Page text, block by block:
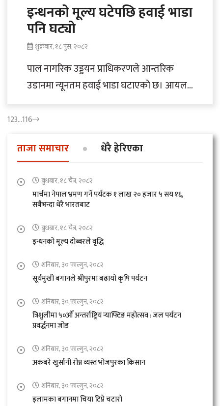
इन्धनको मूल्य घटेपछि हवाई भाडा
पनि घट्यो
शुक्रबार, १८ पुस, २०८२
पाल नागरिक उड्डयन प्राधिकरणले आन्तरिक
उडानमा न्यूनतम हवाई भाडा घटाएको छ। आयल
123…116
ताजा समाचार धेरै हेरिएका
बुधबार, १८ चैत्र, २०८२
मार्चमा नेपाल भ्रमण गर्ने पर्यटक १ लाख २० हजार ५ सय १६,
सबैभन्दा धेरै भारतबाट
बुधबार, १८ चैत्र, २०८२
इन्धनको मूल्य दोब्बरले वृद्धि
शनिबार, ३० फाल्गुन, २०८२
सूर्यमुखी बगानले श्रीपुरमा बढायो कृषि पर्यटन
शनिबार, ३० फाल्गुन, २०८२
त्रिशुलीमा ५०औँ अन्तर्राष्ट्रिय र्‍याफ्टिङ महोत्सव : जल पर्यटन
प्रवर्द्धनमा जोड
शनिबार, ३० फाल्गुन, २०८२
अकबरे खुर्सानी रोप्न व्यस्त भोजपुरका किसान
शनिबार, ३० फाल्गुन, २०८२
इलामका बगानमा चिया टिप्ने चटारो